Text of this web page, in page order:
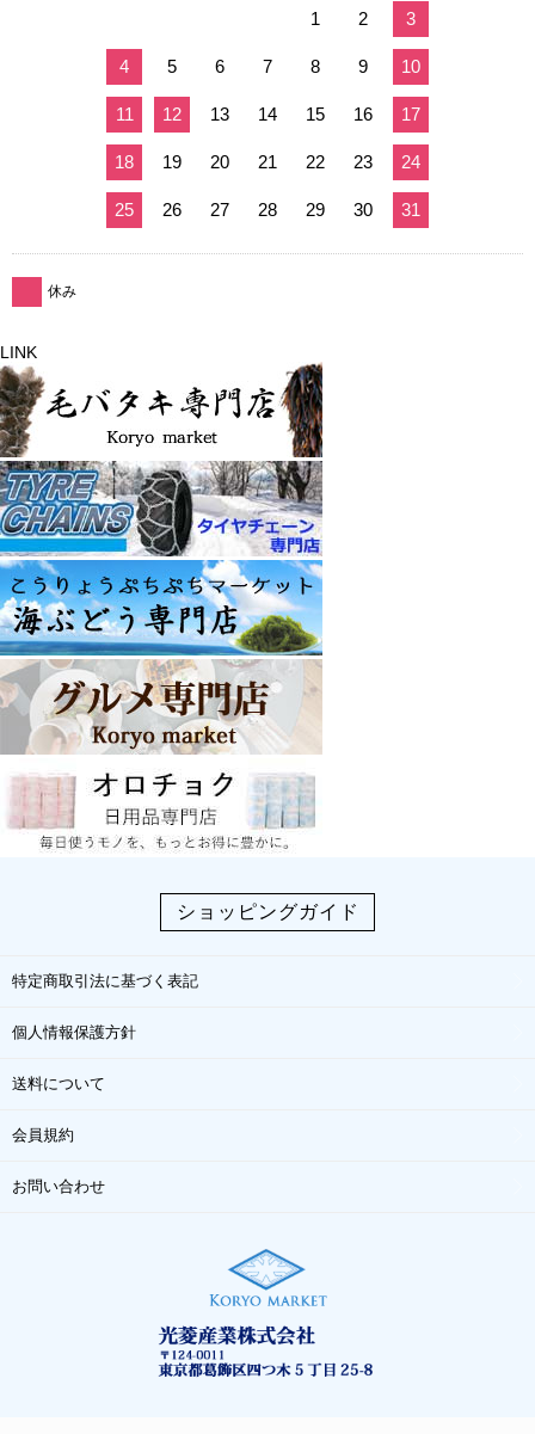
1
2 3
4 5 6 7 8 9 10
11 12 13 14 15 16 17
18 19 20 21 22 23 24
25 26 27 28 29 30 31
休み
LINK
ショッピングガイド
特定商取引法に基づく表記
個人情報保護方針
送料について
会員規約
お問い合わせ